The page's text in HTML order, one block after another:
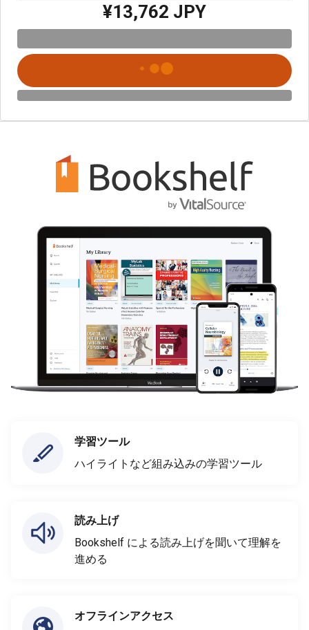
¥13,762 JPY
学習ツール
ハイライトなど組み込みの学習ツール
読み上げ
Bookshelf による読み上げを聞いて理解を
進める
オフラインアクセス